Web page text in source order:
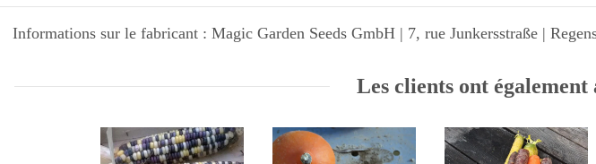
Informations sur le fabricant : Magic Garden Seeds GmbH | 7, rue Junkersstraße |
Les clients ont